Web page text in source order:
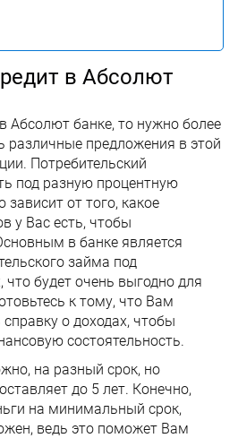
в Абсолют
Абсолют банке, то нужно более
различные предложения в этой
Потребительский
под разную процентную
зависит от того, какое
у Вас есть, чтобы
в банке является
займа под
что будет очень выгодно для
к тому, что Вам
о доходах, чтобы
состоятельность.
на разный срок, но
до 5 лет. Конечно,
на минимальный срок,
ведь это поможет Вам